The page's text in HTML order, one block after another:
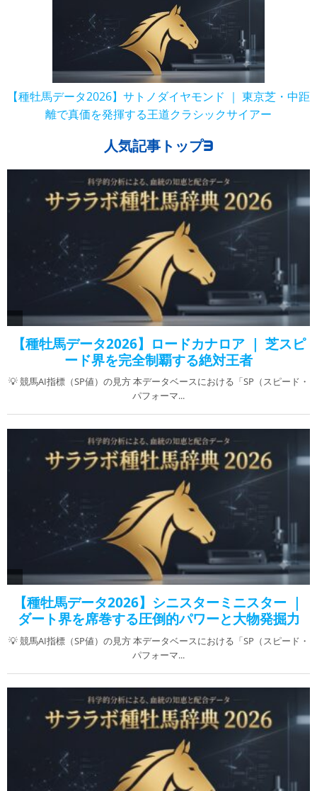
【種牡馬データ2026】サトノダイヤモンド ｜ 東京芝・中距
離で真価を発揮する王道クラシックサイアー
人気記事トップ3